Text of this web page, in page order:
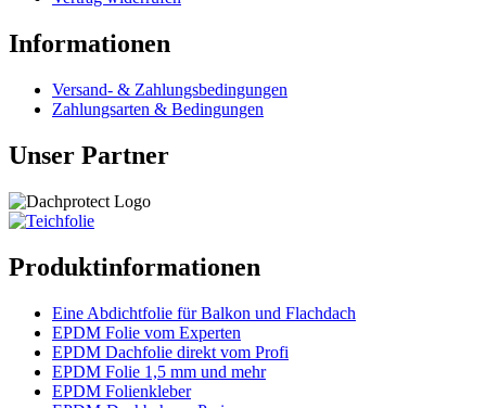
Informationen
Versand- & Zahlungsbedingungen
Zahlungsarten & Bedingungen
Unser Partner
Produktinformationen
Eine Abdichtfolie für Balkon und Flachdach
EPDM Folie vom Experten
EPDM Dachfolie direkt vom Profi
EPDM Folie 1,5 mm und mehr
EPDM Folienkleber